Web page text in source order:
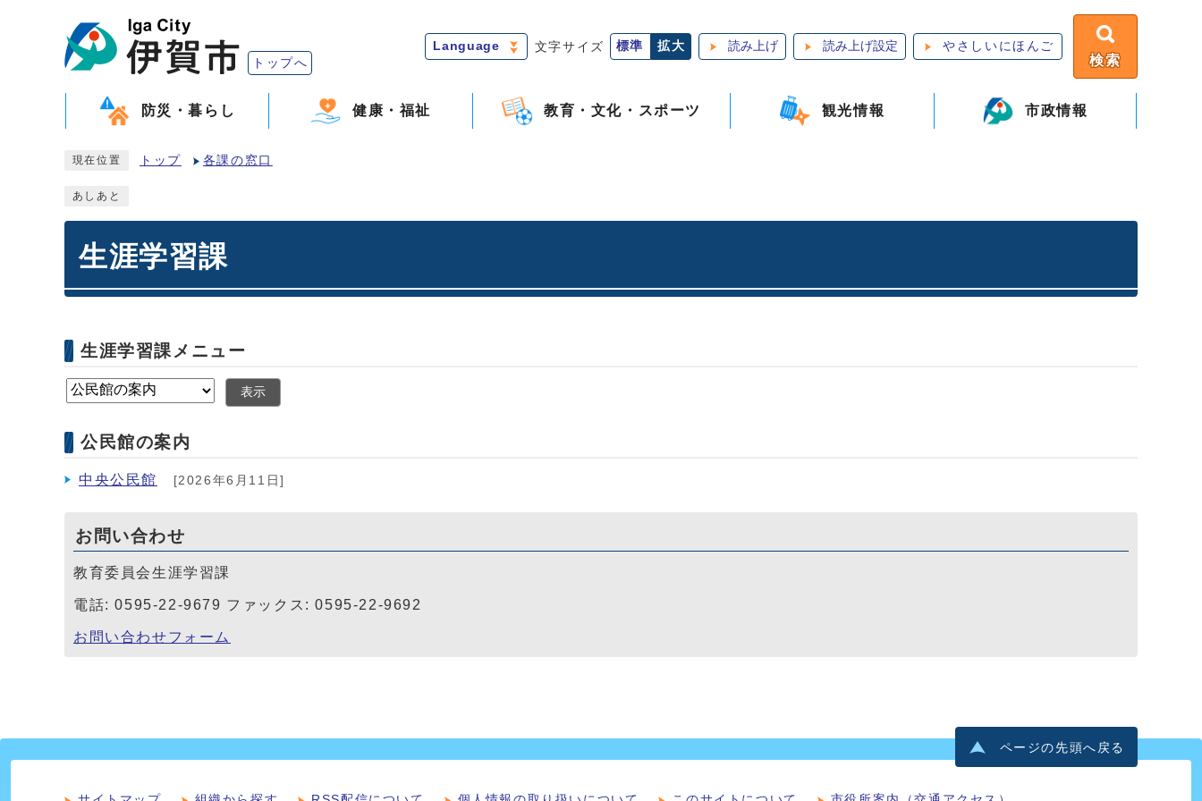
トップへ
Language 文字サイズ 標準 拡大 読み上げ 読み上げ設定 やさしいにほんご
検索
防災・暮らし 健康・福祉 教育・文化・スポーツ 観光情報 市政情報
現在位置 トップ 各課の窓口
あしあと
生涯学習課
生涯学習課メニュー
表示
公民館の案内
中央公民館 [2026年6月11日]
お問い合わせ
教育委員会生涯学習課
電話: 0595-22-9679 ファックス: 0595-22-9692
お問い合わせフォーム
ページの先頭へ戻る